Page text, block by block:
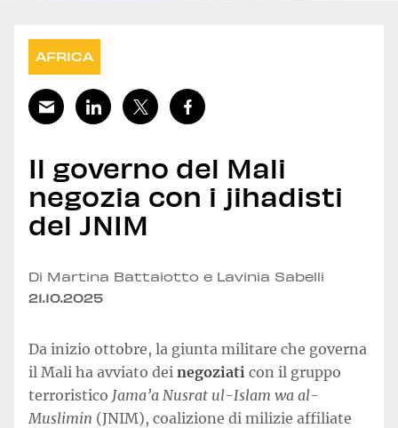
AFRICA
Il governo del Mali
negozia con i jihadisti
del JNIM
Di Martina Battaiotto e Lavinia Sabelli
21.10.2025
Da inizio ottobre, la giunta militare che governa
il Mali ha avviato dei negoziati con il gruppo
terroristico Jama’a Nusrat ul-Islam wa al-
Muslimin (JNIM), coalizione di milizie affiliate